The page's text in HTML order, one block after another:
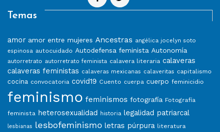
Temas
amor amor entre mujeres Ancestras angélica jocelyn soto
espinosa autocuidado Autodefensa feminista Autonomía
autorretrato autorretrato feminista calavera literaria calaveras
calaveras feministas calaveras mexicanas calaveritas capitalismo
cocina convocatoria covid19 Cuento cuerpa cuerpo feminicidio
feminismo feminismos fotografía Fotografía
feminista heterosexualidad historia legalidad patriarcal
lesbianas lesbofeminismo letras púrpura literatura